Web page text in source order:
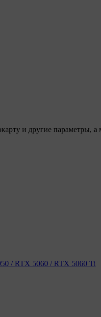
и другие параметры,
/ RTX 5060 / RTX 5060 Ti